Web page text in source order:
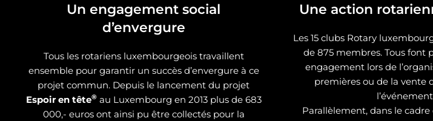
Un engagement social
d’envergure
Tous les rotariens luxembourgeois travaillent
ensemble pour garantir un succès d’envergure à ce
projet commun. Depuis le lancement du projet
Espoir en tête®au Luxembourg en 2013 plus de 683
000,- euros ont ainsi pu être collectés pour la
Une action
Les 15 clubs Rotary
de 875 membres. Tous font
engagement lors de
premières ou de la vente
Parallèlement, dans le cadre